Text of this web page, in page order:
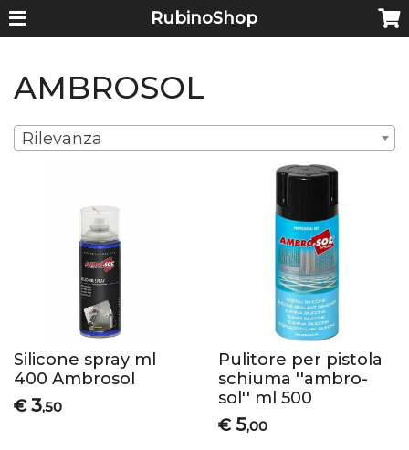
RubinoShop
AMBROSOL
Rilevanza
Silicone spray ml
400 Ambrosol
€ 3,50
Pulitore per pistola
schiuma ''ambro-
sol'' ml 500
€ 5,00